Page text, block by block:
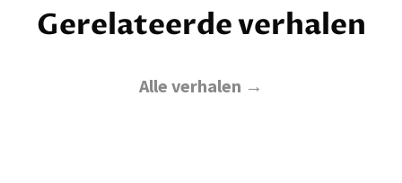
Gerelateerde verhalen
Alle verhalen →